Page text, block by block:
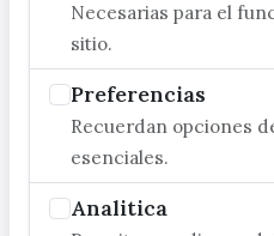
Necesarias para el
sitio.
Preferencias
Recuerdan opciones
esenciales.
Analitica